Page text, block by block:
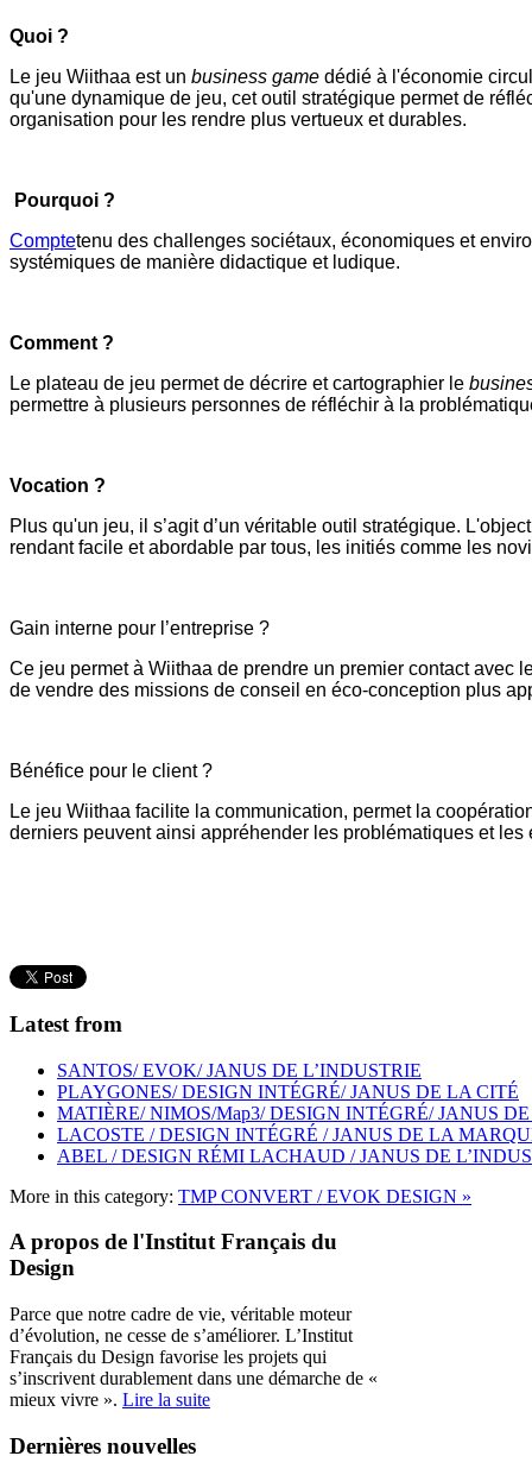
Quoi ?
Le jeu Wiithaa est un business game dédié à l'économie
qu'une dynamique de jeu, cet outil stratégique permet de
organisation pour les rendre plus vertueux et durables.
Pourquoi ?
Comptetenu des challenges sociétaux, économiques et
systémiques de manière didactique et ludique.
Comment ?
Le plateau de jeu permet de décrire et cartographier le
permettre à plusieurs personnes de réfléchir à la
Vocation ?
Plus qu'un jeu, il s’agit d’un véritable outil stratégique.
rendant facile et abordable par tous, les initiés comme les
Gain interne pour l’entreprise ?
Ce jeu permet à Wiithaa de prendre un premier contact avec
de vendre des missions de conseil en éco-conception plus
Bénéfice pour le client ?
Le jeu Wiithaa facilite la communication, permet la
derniers peuvent ainsi appréhender les problématiques et
Latest from
SANTOS/ EVOK/ JANUS DE L’INDUSTRIE
PLAYGONES/ DESIGN INTÉGRÉ/ JANUS DE LA CITÉ
MATIÈRE/ NIMOS/Map3/ DESIGN INTÉGRÉ/ JANUS
LACOSTE / DESIGN INTÉGRÉ / JANUS DE LA
ABEL / DESIGN RÉMI LACHAUD / JANUS DE
More in this category: TMP CONVERT / EVOK DESIGN »
A propos de l'Institut Français du
Design
Parce que notre cadre de vie, véritable moteur
d’évolution, ne cesse de s’améliorer. L’Institut
Français du Design favorise les projets qui
s’inscrivent durablement dans une démarche de «
mieux vivre ». Lire la suite
Dernières nouvelles